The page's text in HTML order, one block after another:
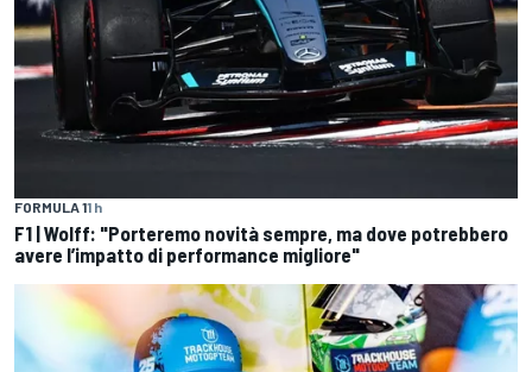
FORMULA 11 h
F1 | Wolff: "Porteremo novità sempre, ma dove potrebbero
avere l’impatto di performance migliore"